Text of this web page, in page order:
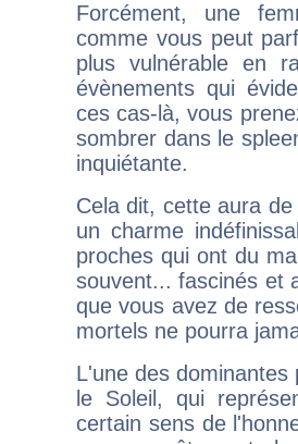
Forcément, une
comme vous peut
plus vulnérable en
évènements qui
ces cas-là, vous
sombrer dans le
inquiétante.
Cela dit, cette aura
un charme
proches qui ont du
souvent... fascinés et
que vous avez de
mortels ne pourra
L'une des
le Soleil, qui
certain sens de